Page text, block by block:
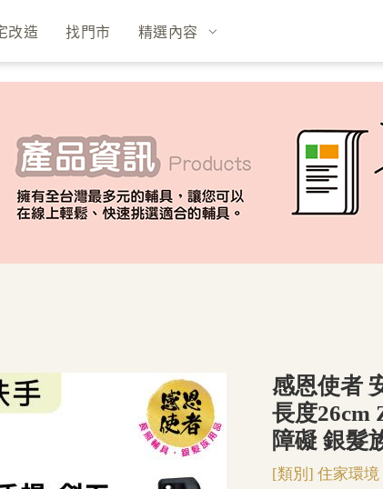
改造 找門市 精選內容
感恩使者
長度26cm
障礙 銀髮
[類別] 住家環境